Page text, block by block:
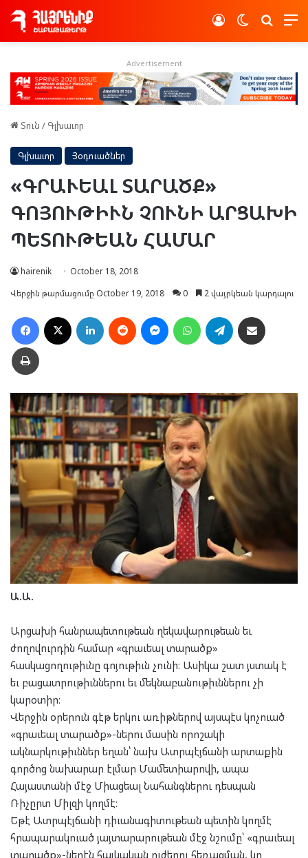
Switch skin
Log In
Advertisement
Տուն / Գլխաւոր
Գլխաւոր Յօդուածներ
«ԳՐԱՒԵԱԼ ՏԱՐԱԾՔ»
ԳՈՅՈՒԹԻՒՆ ՉՈՒՆԻ ԱՐՑԱԽԻ
ՊԵՏՈՒԹԵԱՆ ՀԱՄԱՐ
hairenik
October 18, 2018
Վերջին թարմացումը October 19, 2018
0 2 վայրկեան կարդալու
Facebook LinkedIn Reddit MessengerWhatsAppTelegram
Տպել
Ա.Ա.
Արցախի հանրապետութեան ղեկավարութեան եւ
ժողովուրդին համար «գրաւեալ տարածք»
հասկացողութիւնը գոյութիւն չունի։ Ասիկա շատ յստակ է
եւ բացատրութիւններու եւ մեկնաբանութիւններու չի
կարօտիր։
Վերջին օրերուն գէթ երկու առիթներով այսպէս կոչուած
«գրաւեալ տարածք»-ներու մասին որոշակի
ակնարկութիւններ եղան՝ նախ Ատրպէյճանի արտաքին
գործոց նախարար էլմար Մամետիարովի, ապա
Հայաստանի մէջ Միացեալ Նահանգներու դեսպան
Ռիչըրտ Միլզի կողմէ։
Եթէ Ատրպէյճանի դիւանագիտութեան պետին կողմէ
հրապարակուած յայտարարութեան մէջ նշումը՝ «գրաւեալ
տարածք»-ներէն հայկական ուժերու հեռացման, կը